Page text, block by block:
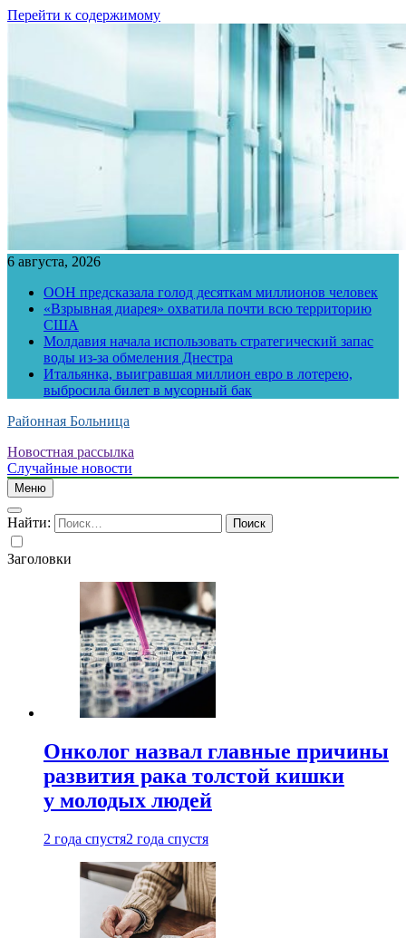
Перейти к содержимому
6 августа, 2026
ООН предсказала голод десяткам миллионов человек
«Взрывная диарея» охватила почти всю территорию
США
Молдавия начала использовать стратегический запас
воды из-за обмеления Днестра
Итальянка, выигравшая миллион евро в лотерею,
выбросила билет в мусорный бак
Районная Больница
Новостная рассылка
Случайные новости
Меню
Найти:
Заголовки
Онколог назвал главные причины
развития рака толстой кишки
у молодых людей
2 года спустя2 года спустя